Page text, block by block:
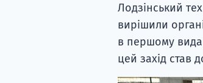
Лодзінський
вирішили
в першому
цей захід став